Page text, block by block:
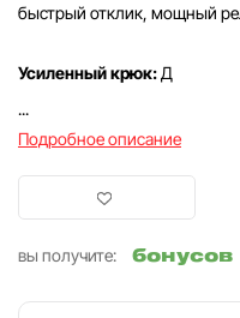
быстрый отклик, мощный
Усиленный крюк:Д
...
Подробное описание
вы получите:
бонусов